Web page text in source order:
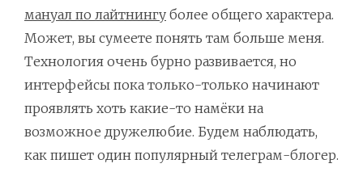
мануал по лайтнингу более общего характера.
Может, вы сумеете понять там больше меня.
Технология очень бурно развивается, но
интерфейсы пока только-только начинают
проявлять хоть какие-то намёки на
возможное дружелюбие. Будем наблюдать,
как пишет один популярный телеграм-блогер.